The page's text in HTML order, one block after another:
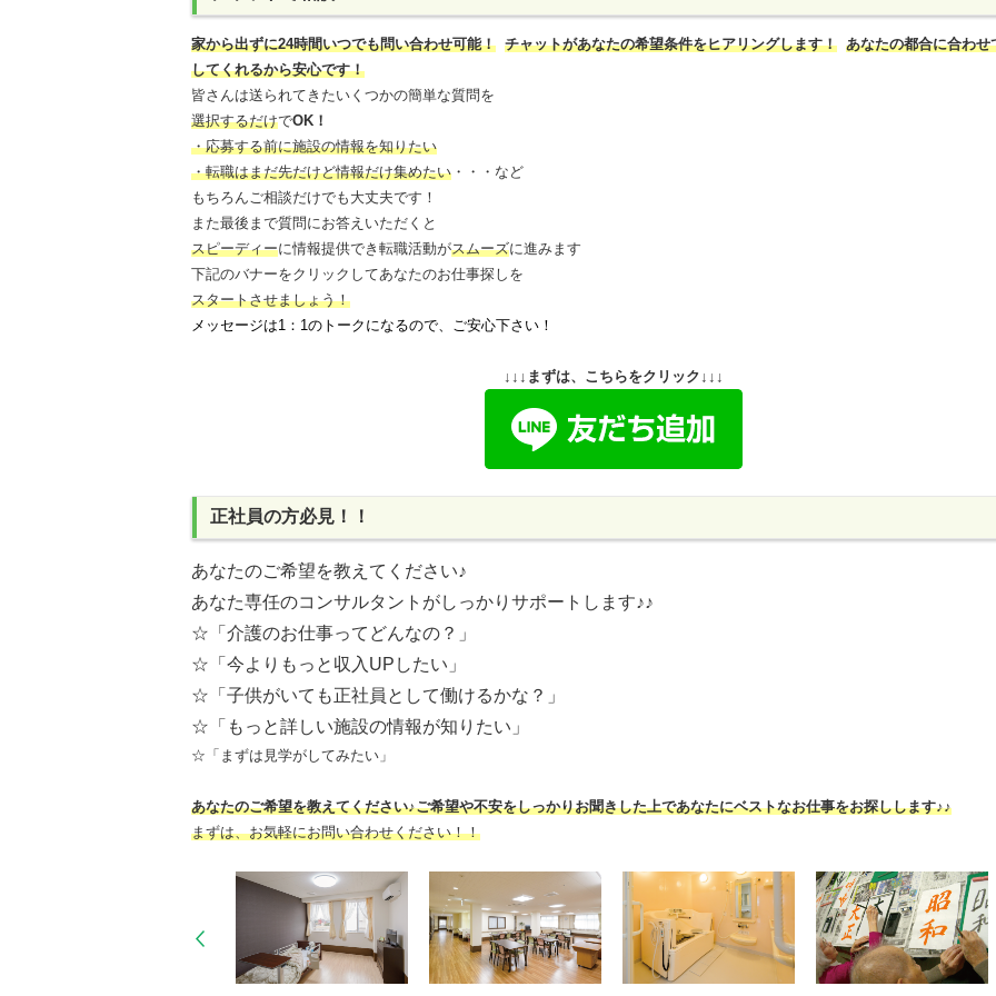
家から出ずに24時間いつでも問い合わせ可能！ チャットがあなたの希望条件をヒアリングします！ あなたの都合に合わせ
してくれるから安心です！
皆さんは送られてきたいくつかの簡単な質問を
選択するだけでOK！
・応募する前に施設の情報を知りたい
・転職はまだ先だけど情報だけ集めたい ・・・など
もちろんご相談だけでも大丈夫です！
また最後まで質問にお答えいただくと
スピーディーに情報提供でき 転職活動がスムーズに進みます
下記のバナーをクリックしてあなたのお仕事探しを
スタートさせましょう！
メッセージは1：1のトークになるので、ご安心下さい！
↓↓↓まずは、こちらをクリック↓↓↓
正社員の方必見！！
あなたのご希望を教えてください♪
あなた専任のコンサルタントがしっかりサポートします♪♪
☆「介護のお仕事ってどんなの？」
☆「今よりもっと収入UPしたい」
☆「子供がいても正社員として働けるかな？」
☆「もっと詳しい施設の情報が知りたい」
☆「まずは見学がしてみたい」
あなたのご希望を教えてください♪ご希望や不安をしっかりお聞きした上であなたにベストなお仕事をお探しします♪♪
まずは、お気軽にお問い合わせください！！